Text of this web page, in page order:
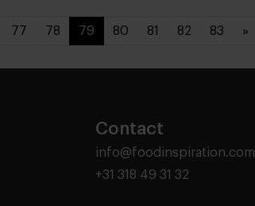
77 78 79 80 81 82 83 »
Contact
info@foodinspiration.com
+31 318 49 31 32